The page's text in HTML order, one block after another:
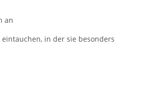
an
in der sie besonders